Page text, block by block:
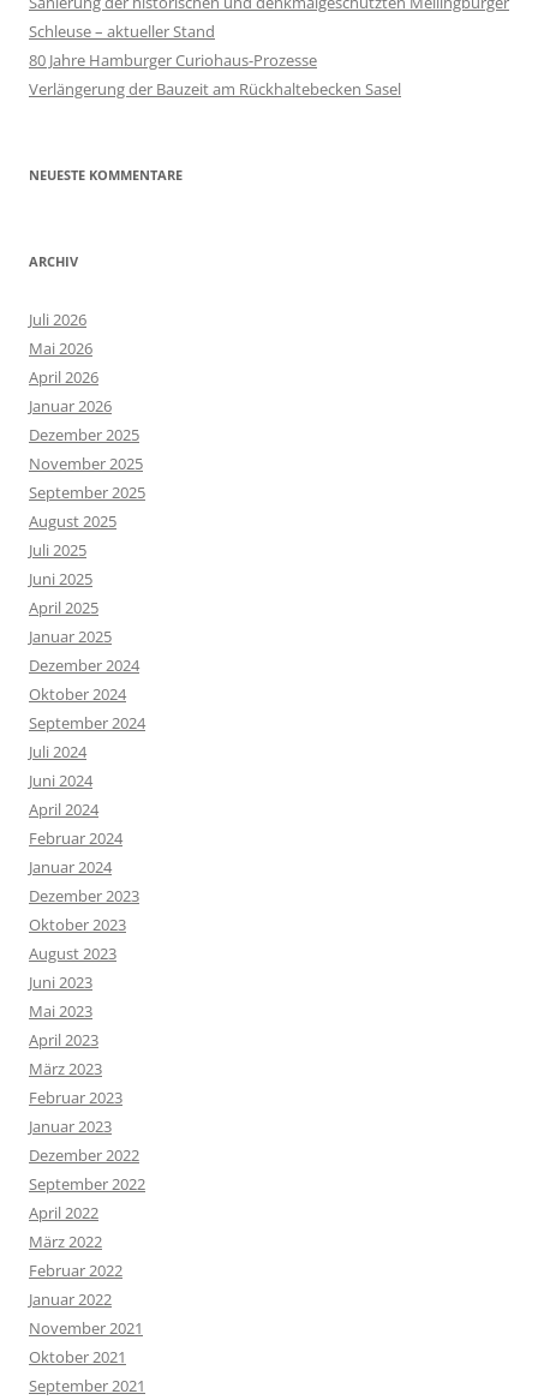
Schleuse – aktueller Stand
80 Jahre Hamburger Curiohaus-Prozesse
Verlängerung der Bauzeit am Rückhaltebecken Sasel
NEUESTE KOMMENTARE
ARCHIV
Juli 2026
Mai 2026
April 2026
Januar 2026
Dezember 2025
November 2025
September 2025
August 2025
Juli 2025
Juni 2025
April 2025
Januar 2025
Dezember 2024
Oktober 2024
September 2024
Juli 2024
Juni 2024
April 2024
Februar 2024
Januar 2024
Dezember 2023
Oktober 2023
August 2023
Juni 2023
Mai 2023
April 2023
März 2023
Februar 2023
Januar 2023
Dezember 2022
September 2022
April 2022
März 2022
Februar 2022
Januar 2022
November 2021
Oktober 2021
September 2021